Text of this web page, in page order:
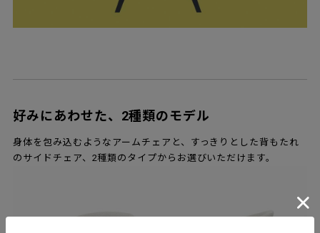
好みにあわせた、2種類のモデル
身体を包み込むようなアームチェアと、すっきりとした背もたれ
のサイドチェア、2種類のタイプからお選びいただけます。